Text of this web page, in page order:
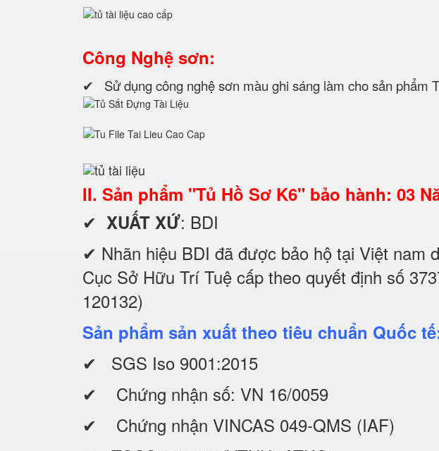
Công Nghệ sơn:
✔ Sử dụng công nghệ sơn màu ghi sáng làm cho sản phẩm
II. Sản phẩm "Tủ Hồ Sơ K6" bảo hành: 03
✔ XUẤT XỨ: BDI
✔ Nhãn hiệu BDI đã được bảo hộ tại Việt nam
Cục Sở Hữu Trí Tuệ cấp theo quyết định số
120132)
Sản phẩm sản xuất theo tiêu chuẩn Quốc
✔ SGS Iso 9001:2015
✔ Chứng nhận số: VN 16/0059
✔ Chứng nhận VINCAS 049-QMS (IAF)